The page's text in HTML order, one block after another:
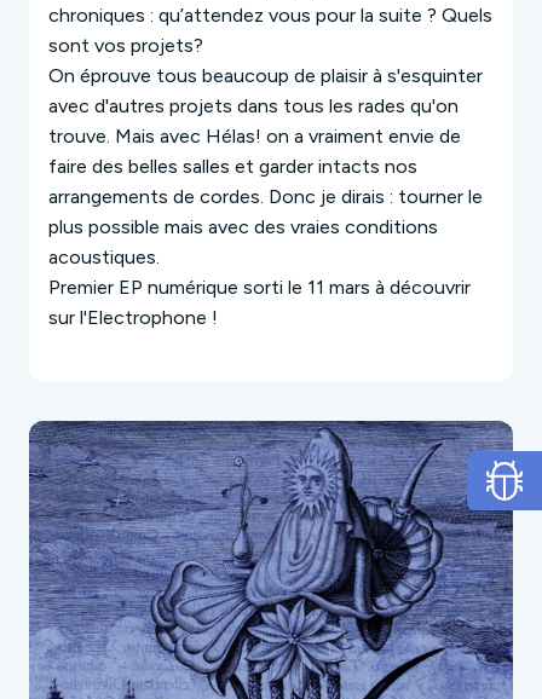
chroniques : qu’attendez vous pour la suite ? Quels
sont vos projets?
On éprouve tous beaucoup de plaisir à s'esquinter
avec d'autres projets dans tous les rades qu'on
trouve. Mais avec Hélas! on a vraiment envie de
faire des belles salles et garder intacts nos
arrangements de cordes. Donc je dirais : tourner le
plus possible mais avec des vraies conditions
acoustiques.
Premier EP numérique sorti le 11 mars à découvrir
sur l'Electrophone !